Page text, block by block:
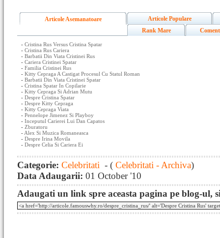
Articole Asemanatoare
Articole Populare
Rank Mare
- Cristina Rus Versus Cristina Spatar
- Cristina Rus Cariera
- Barbatii Din Viata Cristinei Rus
- Cariera Cristinei Spatar
- Familia Cristinei Rus
- Kitty Cepraga A Castigat Procesul Cu Statul Roman
- Barbatii Din Viata Cristinei Spatar
- Cristina Spatar In Copilarie
- Kitty Cepraga Si Adrian Mutu
- Despre Cristina Spatar
- Despre Kitty Cepraga
- Kitty Cepraga Viata
- Pennelope Jimenez Si Playboy
- Inceputul Carierei Lui Dan Capatos
- Zburatoru
- Alex Si Muzica Romaneasca
- Despre Irina Movila
- Despre Celia Si Cariera Ei
Categorie: Celebritati - ( Celebritati - Archiva)
Data Adaugarii: 01 October '10
Adaugati un link spre aceasta pagina pe blog-ul,